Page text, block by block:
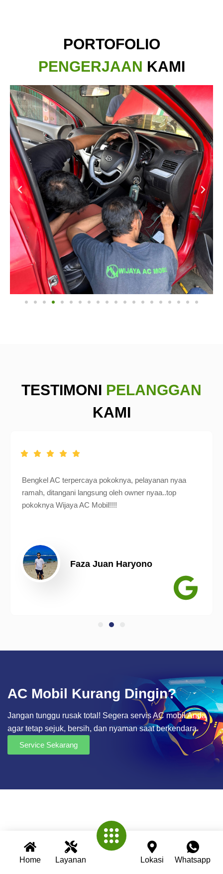
Home Layanan Lokasi Whatsapp
PORTOFOLIO
PENGERJAAN KAMI
TESTIMONI PELANGGAN
KAMI
Bengkel AC terpercaya pokoknya, pelayanan nyaa
ramah, ditangani langsung oleh owner nyaa..top
pokoknya Wijaya AC Mobil!!!!
Faza Juan Haryono
AC Mobil Kurang Dingin?
Jangan tunggu rusak total! Segera servis AC mobil Anda
agar tetap sejuk, bersih, dan nyaman saat berkendara.
Service Sekarang